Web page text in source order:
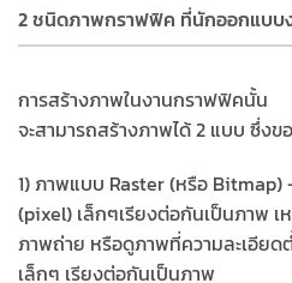
2 ชนิดภาพกราฟฟิค ที่นักออกแบบ
การสร้างภาพในงานกราฟฟิคนั้น
จะสามารถสร้างภาพได้ 2 แบบ ซึ่ง
1) ภาพแบบ Raster (หรือ
(pixel) เล็กๆเรียงต่อกันเป็นภาพ เ
ภาพถ่าย หรือดูภาพที่ความละเอียด
เล็กๆ เรียงต่อกันเป็นภาพ